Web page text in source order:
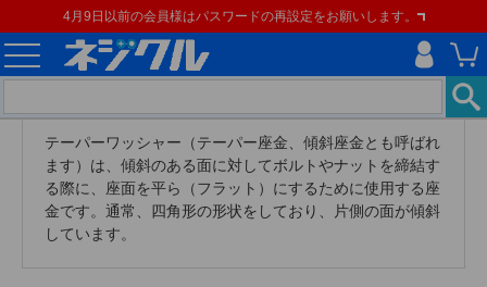
4月9日以前の会員様はパスワードの再設定をお願いします。
テーパーワッシャー（テーパー座金、傾斜座金とも呼ばれ
ます）は、傾斜のある面に対してボルトやナットを締結す
る際に、座面を平ら（フラット）にするために使用する座
金です。通常、四角形の形状をしており、片側の面が傾斜
しています。